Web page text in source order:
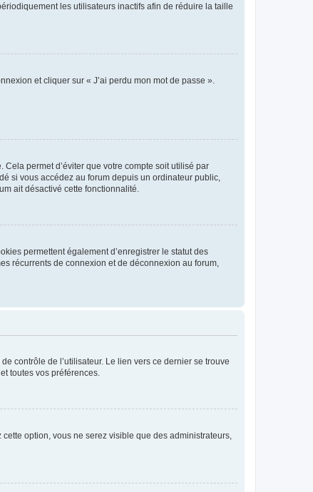
les utilisateurs inactifs afin de réduire la taille
et cliquer sur « J’ai perdu mon mot de passe ».
permet d’éviter que votre compte soit utilisé par
si vous accédez au forum depuis un ordinateur public,
ait désactivé cette fonctionnalité.
permettent également d’enregistrer le statut des
récurrents de connexion et de déconnexion au forum,
contrôle de l’utilisateur. Le lien vers ce dernier se trouve
toutes vos préférences.
option, vous ne serez visible que des administrateurs,